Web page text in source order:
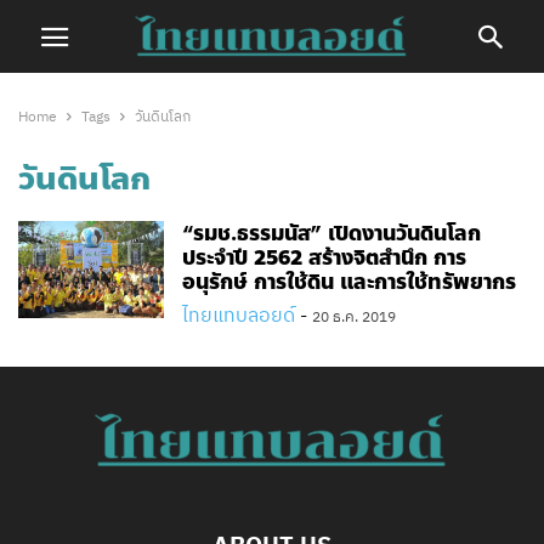
Home Tags วันดินโลก
วันดินโลก
“รมช.ธรรมนัส” เปิดงานวันดินโลก
ประจำปี 2562 สร้างจิตสำนึก การ
อนุรักษ์ การใช้ดิน และการใช้ทรัพยากร
ไทยแทบลอยด์ - 20 ธ.ค. 2019